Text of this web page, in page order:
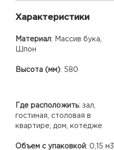
Характеристики
Материал:
Массив бука,
Шпон
Высота (мм): 580
Где расположить: зал,
гостиная, столовая в
квартире, дом, котедже
Объем с упаковкой: 0,15 м3